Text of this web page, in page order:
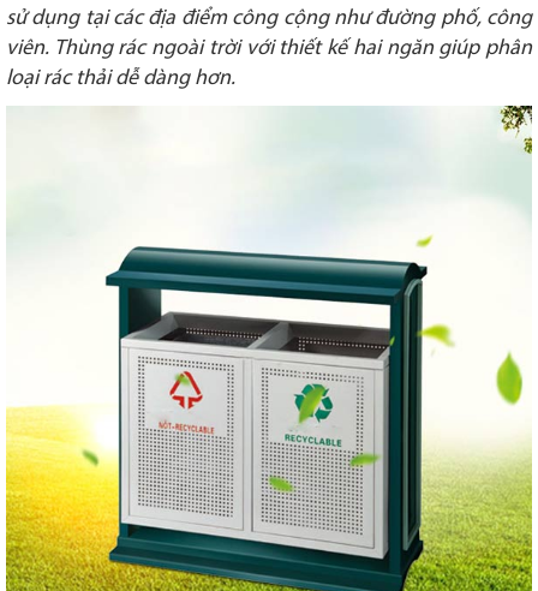
sử dụng tại các địa điểm công cộng như đường phố, công
viên. Thùng rác ngoài trời với thiết kế hai ngăn giúp phân
loại rác thải dễ dàng hơn.